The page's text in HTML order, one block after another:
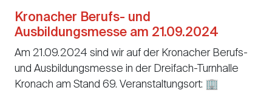
Kronacher Berufs- und
Ausbildungsmesse am 21.09.2024
Am 21.09.2024 sind wir auf der Kronacher Berufs-
und Ausbildungsmesse in der Dreifach-Turnhalle
Kronach am Stand 69. Veranstaltungsort: 🏢